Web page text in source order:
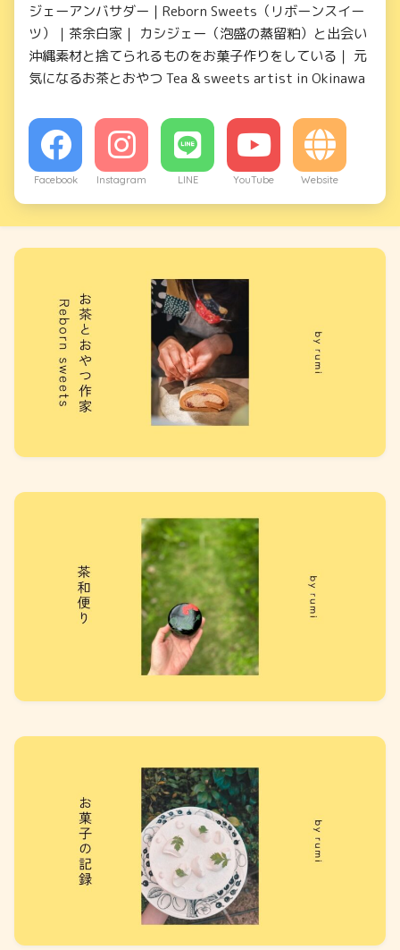
ジェーアンバサダー｜Reborn Sweets（リボーンスイー
ツ）｜茶余白家｜ カシジェー（泡盛の蒸留粕）と出会い
沖縄素材と捨てられるものをお菓子作りをしている｜ 元
気になるお茶とおやつ Tea & sweets artist in Okinawa
Facebook Instagram LINE YouTube Website